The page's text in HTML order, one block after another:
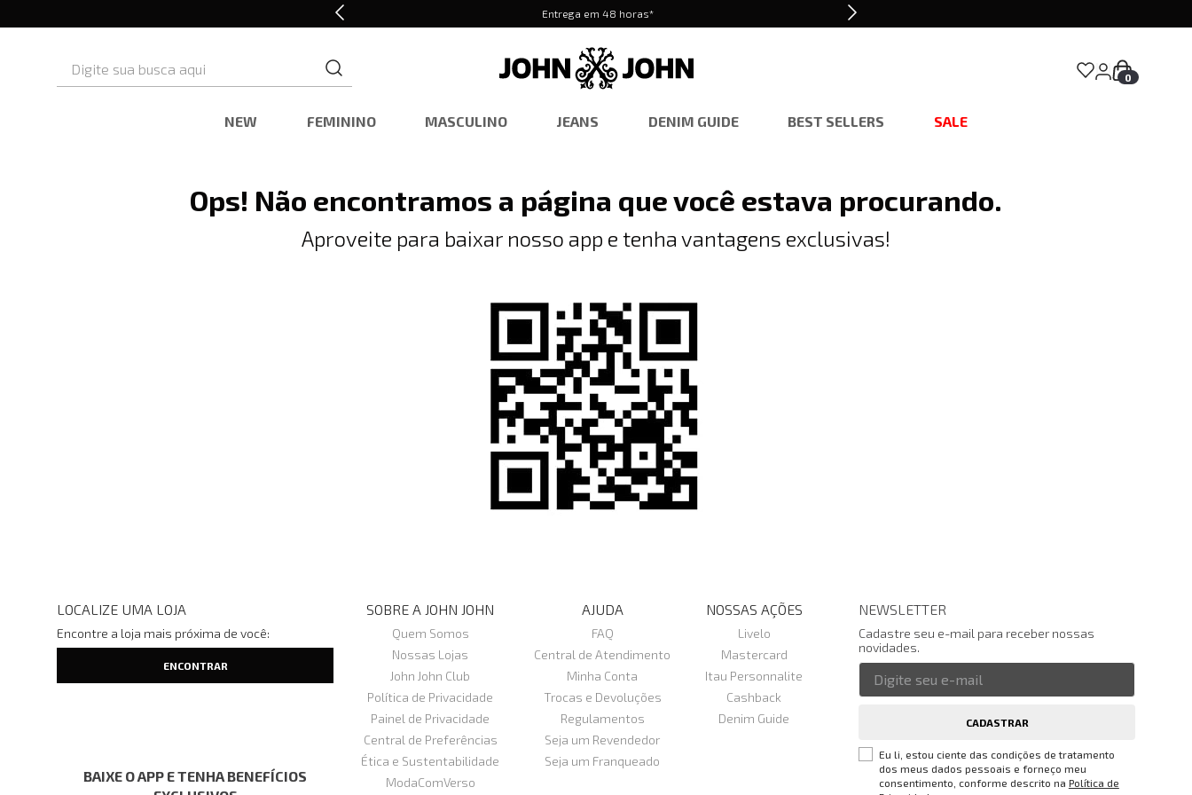
Entrega em 48 horas*
0
NEW FEMININO MASCULINO JEANS DENIM GUIDE BEST SELLERS SALE
Ops! Não encontramos a página que você estava procurando.
Aproveite para baixar nosso app e tenha vantagens exclusivas!
LOCALIZE UMA LOJA
Encontre a loja mais próxima de você:
BAIXE O APP E TENHA BENEFÍCIOS
SOBRE A JOHN JOHN
Quem Somos
Nossas Lojas
John John Club
Política de Privacidade
Painel de Privacidade
Central de Preferências
Ética e Sustentabilidade
ModaComVerso
AJUDA
FAQ
Central de Atendimento
Minha Conta
Trocas e Devoluções
Regulamentos
Seja um Revendedor
Seja um Franqueado
NOSSAS AÇÕES
Livelo
Mastercard
Itau Personnalite
Cashback
Denim Guide
NEWSLETTER
Cadastre seu e-mail para receber nossas
novidades.
CADASTRAR
Eu li, estou ciente das condições de tratamento
dos meus dados pessoais e forneço meu
consentimento, conforme descrito na Política de